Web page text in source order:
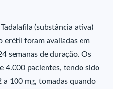
(substância ativa)
erétil foram avaliadas em
semanas de duração. Os
4.000 pacientes, tendo sido
a 100 mg, tomadas quando